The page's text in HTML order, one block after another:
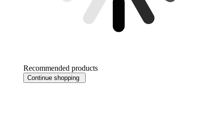
Recommended products
Continue shopping